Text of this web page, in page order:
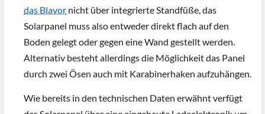
das Blavor nicht über integrierte Standfüße, das
Solarpanel muss also entweder direkt flach auf den
Boden gelegt oder gegen eine Wand gestellt werden.
Alternativ besteht allerdings die Möglichkeit das Panel
durch zwei Ösen auch mit Karabinerhaken aufzuhängen.
Wie bereits in den technischen Daten erwähnt verfügt